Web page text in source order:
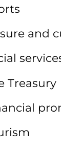
and
Treasury